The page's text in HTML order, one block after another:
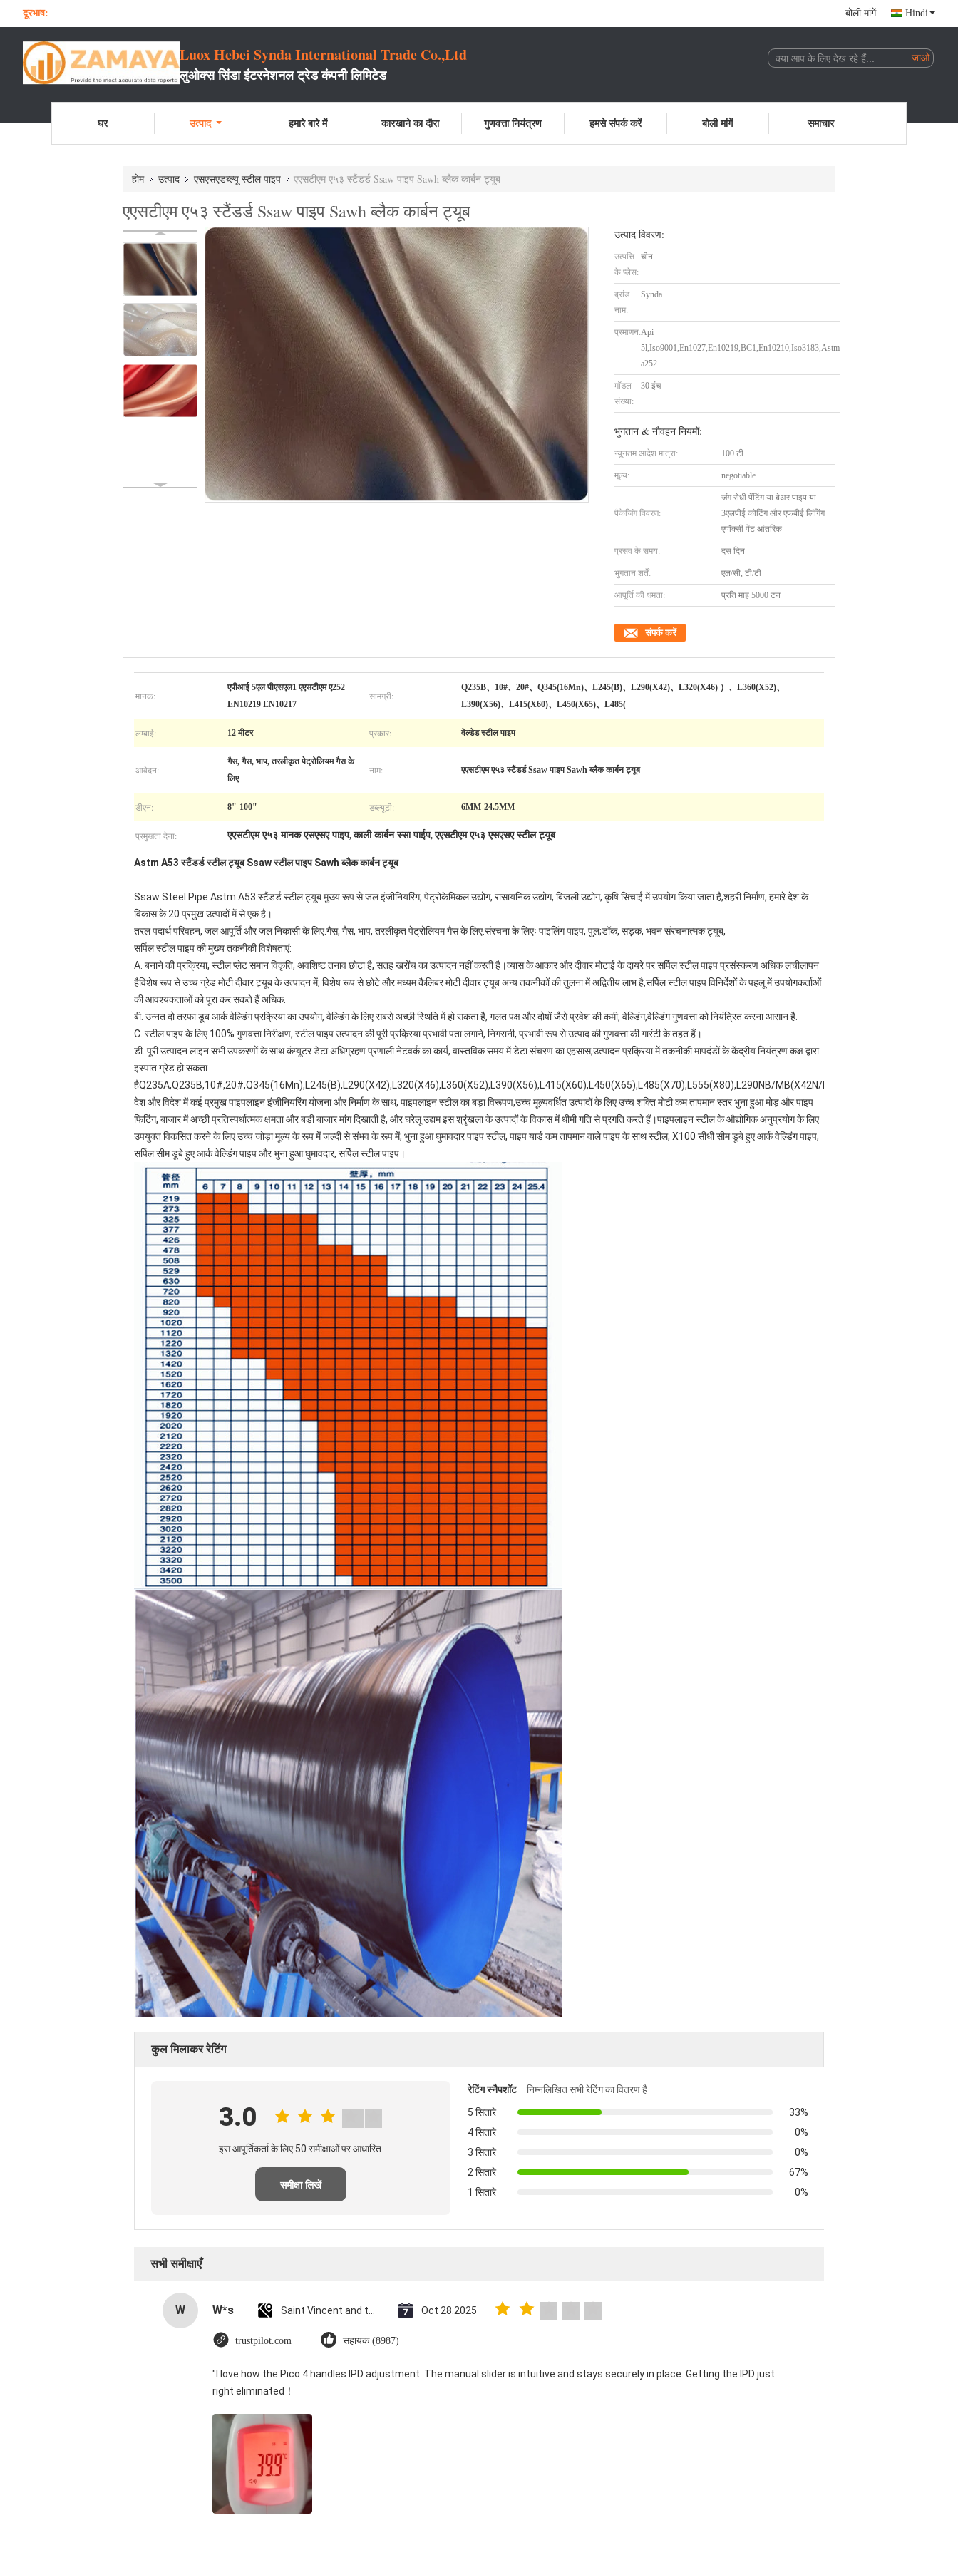
दूरभाष: बोली मांगें Hindi
Luox Hebei Synda International Trade Co.,Ltd
लुओक्स सिंडा इंटरनेशनल ट्रेड कंपनी लिमिटेड
घर उत्पाद हमारे बारे में कारखाने का दौरा गुणवत्ता नियंत्रण हमसे संपर्क करें बोली मांगें समाचार
होम उत्पाद एसएसएडब्ल्यू स्टील पाइप एएसटीएम ए५३ स्टैंडर्ड Ssaw पाइप Sawh ब्लैक कार्बन ट्यूब
एएसटीएम ए५३ स्टैंडर्ड Ssaw पाइप Sawh ब्लैक कार्बन ट्यूब
उत्पाद विवरण:
उत्पत्ति
के प्लेस:
चीन
ब्रांड
नाम:
Synda
प्रमाणन:Api
5l,Iso9001,En1027,En10219,BC1,En10210,Iso3183,Astm
a252
मॉडल
संख्या:
30 इंच
भुगतान & नौवहन नियमों:
न्यूनतम आदेश मात्रा: 100 टी
मूल्य: negotiable
पैकेजिंग विवरण:
जंग रोधी पेंटिंग या बेअर पाइप या
3एलपीई कोटिंग और एफबीई लिंगिंग
एपॉक्सी पेंट आंतरिक
प्रसव के समय: दस दिन
भुगतान शर्तें: एल/सी, टी/टी
आपूर्ति की क्षमता: प्रति माह 5000 टन
संपर्क करें
मानक:
एपीआई 5एल पीएसएल1 एएसटीएम ए252
EN10219 EN10217
सामग्री:
Q235B、10#、20#、Q345(16Mn)、L245(B)、L290(X42)、L320(X46) ）、L360(X52)、
L390(X56)、L415(X60)、L450(X65)、L485(
लम्बाई: 12 मीटर प्रकार: वेल्डेड स्टील पाइप
आवेदन:
गैस, गैस, भाप, तरलीकृत पेट्रोलियम गैस के
लिए
नाम: एएसटीएम ए५३ स्टैंडर्ड Ssaw पाइप Sawh ब्लैक कार्बन ट्यूब
डीएन: 8"-100" डब्ल्यूटी: 6MM-24.5MM
प्रमुखता देना: एएसटीएम ए५३ मानक एसएसए पाइप,काली कार्बन स्सा पाईप,एएसटीएम ए५३ एसएसए स्टील ट्यूब
Astm A53 स्टैंडर्ड स्टील ट्यूब Ssaw स्टील पाइप Sawh ब्लैक कार्बन ट्यूब
Ssaw Steel Pipe Astm A53 स्टैंडर्ड स्टील ट्यूब मुख्य रूप से जल इंजीनियरिंग, पेट्रोकेमिकल उद्योग, रासायनिक उद्योग, बिजली उद्योग, कृषि सिंचाई में उपयोग किया जाता है,शहरी निर्माण, हमारे देश के
विकास के 20 प्रमुख उत्पादों में से एक है।
तरल पदार्थ परिवहन, जल आपूर्ति और जल निकासी के लिए.गैस, गैस, भाप, तरलीकृत पेट्रोलियम गैस के लिए.संरचना के लिएः पाइलिंग पाइप, पुल;डॉक, सड़क, भवन संरचनात्मक ट्यूब,
सर्पिल स्टील पाइप की मुख्य तकनीकी विशेषताएं:
A. बनाने की प्रक्रिया, स्टील प्लेट समान विकृति, अवशिष्ट तनाव छोटा है, सतह खरोंच का उत्पादन नहीं करती है।व्यास के आकार और दीवार मोटाई के दायरे पर सर्पिल स्टील पाइप प्रसंस्करण अधिक लचीलापन
हैविशेष रूप से उच्च ग्रेड मोटी दीवार ट्यूब के उत्पादन में, विशेष रूप से छोटे और मध्यम कैलिबर मोटी दीवार ट्यूब अन्य तकनीकों की तुलना में अद्वितीय लाभ है,सर्पिल स्टील पाइप विनिर्देशों के पहलू में उपयोगकर्ताओं
की आवश्यकताओं को पूरा कर सकते हैं अधिक.
बी. उन्नत दो तरफा डूब आर्क वेल्डिंग प्रक्रिया का उपयोग, वेल्डिंग के लिए सबसे अच्छी स्थिति में हो सकता है, गलत पक्ष और दोषों जैसे प्रवेश की कमी, वेल्डिंग,वेल्डिंग गुणवत्ता को नियंत्रित करना आसान है.
C. स्टील पाइप के लिए 100% गुणवत्ता निरीक्षण, स्टील पाइप उत्पादन की पूरी प्रक्रिया प्रभावी पता लगाने, निगरानी, प्रभावी रूप से उत्पाद की गुणवत्ता की गारंटी के तहत हैं।
डी. पूरी उत्पादन लाइन सभी उपकरणों के साथ कंप्यूटर डेटा अधिग्रहण प्रणाली नेटवर्क का कार्य, वास्तविक समय में डेटा संचरण का एहसास,उत्पादन प्रक्रिया में तकनीकी मापदंडों के केंद्रीय नियंत्रण कक्ष द्वारा.
इस्पात ग्रेड हो सकता
हैQ235A,Q235B,10#,20#,Q345(16Mn),L245(B),L290(X42),L320(X46),L360(X52),L390(X56),L415(X60),L450(X65),L485(X70),L555(X80),L290NB/MB(X42N/M),L360NB/MB(X52N/
देश और विदेश में कई प्रमुख पाइपलाइन इंजीनियरिंग योजना और निर्माण के साथ, पाइपलाइन स्टील का बड़ा विरूपण,उच्च मूल्यवर्धित उत्पादों के लिए उच्च शक्ति मोटी कम तापमान स्तर भुना हुआ मोड़ और पाइप
फिटिंग, बाजार में अच्छी प्रतिस्पर्धात्मक क्षमता और बड़ी बाजार मांग दिखाती है, और घरेलू उद्यम इस श्रृंखला के उत्पादों के विकास में धीमी गति से प्रगति करते हैं।पाइपलाइन स्टील के औद्योगिक अनुप्रयोग के लिए
उपयुक्त विकसित करने के लिए उच्च जोड़ा मूल्य के रूप में जल्दी से संभव के रूप में, भुना हुआ घुमावदार पाइप स्टील, पाइप यार्ड कम तापमान वाले पाइप के साथ स्टील, X100 सीधी सीम डूबे हुए आर्क वेल्डिंग पाइप,
सर्पिल सीम डूबे हुए आर्क वेल्डिंग पाइप और भुना हुआ घुमावदार, सर्पिल स्टील पाइप।
कुल मिलाकर रेटिंग
3.0
इस आपूर्तिकर्ता के लिए 50 समीक्षाओं पर आधारित
समीक्षा लिखें
रेटिंग स्नैपशॉट
निम्नलिखित सभी रेटिंग का वितरण है
5 सितारे
33%
4 सितारे
0%
3 सितारे
0%
2 सितारे
67%
1 सितारे
0%
सभी समीक्षाएँ
W W*s Oct 28.2025
trustpilot.com सहायक (8987)
"I love how the Pico 4 handles IPD adjustment. The manual slider is intuitive and stays securely in place. Getting the IPD just
right eliminated！